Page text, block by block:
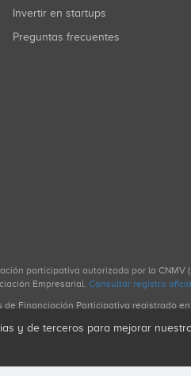
Invertir en startups
Preguntas frecuentes
participativa autorizada por la CNMV
Empresarial. Consultar registro
de Financiación Participativa registrado
y de terceros para mejorar